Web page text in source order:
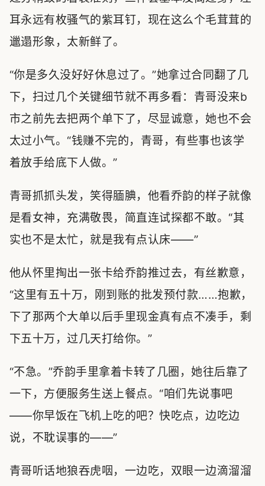
耳永远有枚骚气的紫耳钉，现在这么个毛茸茸的
邋遢形象，太新鲜了。
“你是多久没好好休息过了。”她拿过合同翻了几
下，扫过几个关键细节就不再多看：青哥没来b
市之前先去把两个单下了，尽显诚意，她也不会
太过小气。“钱赚不完的，青哥，有些事也该学
着放手给底下人做。”
青哥抓抓头发，笑得腼腆，他看乔韵的样子就像
是看女神，充满敬畏，简直连试探都不敢。“其
实也不是太忙，就是我有点认床——”
他从怀里掏出一张卡给乔韵推过去，有丝歉意，
“这里有五十万，刚到账的批发预付款……抱歉，
下了那两个大单以后手里现金真有点不凑手，剩
下五十万，过几天打给你。”
“不急。”乔韵手里拿着卡转了几圈，她往后靠了
一下，方便服务生送上餐点。“咱们先说事吧
——你早饭在飞机上吃的吧？快吃点，边吃边
说，不耽误事的——”
青哥听话地狼吞虎咽，一边吃，双眼一边滴溜溜